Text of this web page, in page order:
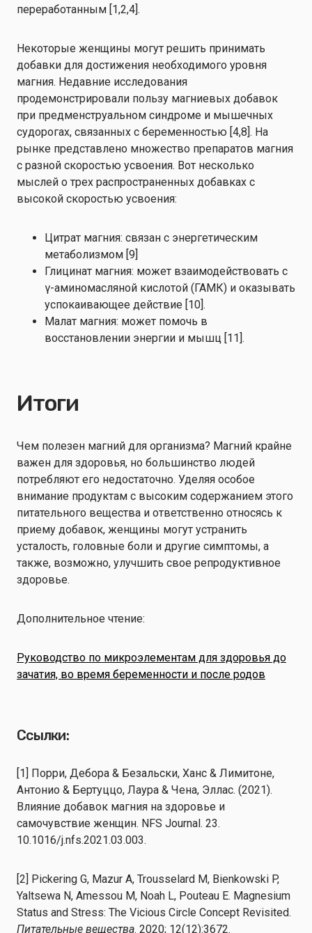
переработанным [1,2,4].
Некоторые женщины могут решить принимать
добавки для достижения необходимого уровня
магния. Недавние исследования
продемонстрировали пользу магниевых добавок
при предменструальном синдроме и мышечных
судорогах, связанных с беременностью [4,8]. На
рынке представлено множество препаратов магния
с разной скоростью усвоения. Вот несколько
мыслей о трех распространенных добавках с
высокой скоростью усвоения:
Цитрат магния: связан с энергетическим
метаболизмом [9]
Глицинат магния: может взаимодействовать с
γ-аминомасляной кислотой (ГАМК) и оказывать
успокаивающее действие [10].
Малат магния: может помочь в
восстановлении энергии и мышц [11].
Итоги
Чем полезен магний для организма? Магний крайне
важен для здоровья, но большинство людей
потребляют его недостаточно. Уделяя особое
внимание продуктам с высоким содержанием этого
питательного вещества и ответственно относясь к
приему добавок, женщины могут устранить
усталость, головные боли и другие симптомы, а
также, возможно, улучшить свое репродуктивное
здоровье.
Дополнительное чтение:
Руководство по микроэлементам для здоровья до
зачатия, во время беременности и после родов
Ссылки:
[1] Порри, Дебора & Безальски, Ханс & Лимитоне,
Антонио & Бертуццо, Лаура & Чена, Эллас. (2021).
Влияние добавок магния на здоровье и
самочувствие женщин. NFS Journal. 23.
10.1016/j.nfs.2021.03.003.
[2] Pickering G, Mazur A, Trousselard M, Bienkowski P,
Yaltsewa N, Amessou M, Noah L, Pouteau E. Magnesium
Status and Stress: The Vicious Circle Concept Revisited.
Питательные вещества. 2020; 12(12):3672.